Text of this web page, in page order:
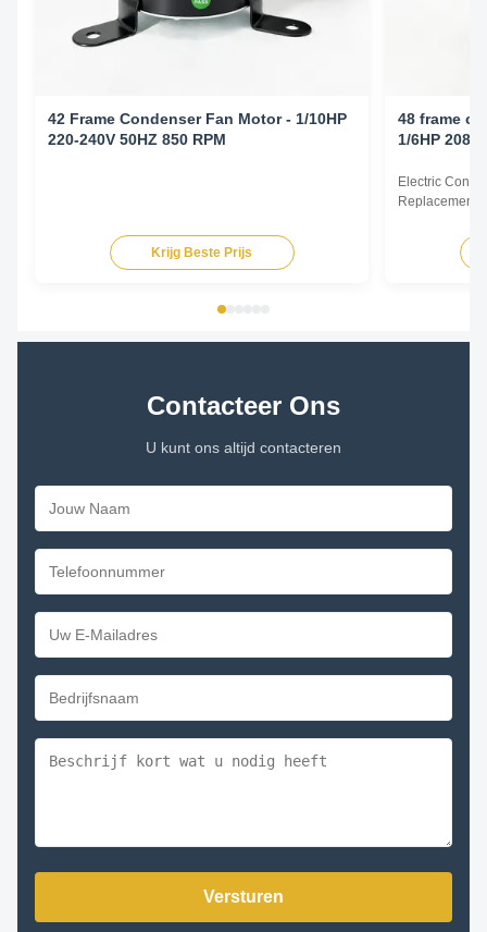
42 Frame Condenser Fan Motor - 1/10HP
220-240V 50HZ 850 RPM
Krijg Beste Prijs
48 frame
1/6HP 208-
Electric
Replacement
HP Voltage
YDK140-
Contacteer Ons
U kunt ons altijd contacteren
Versturen